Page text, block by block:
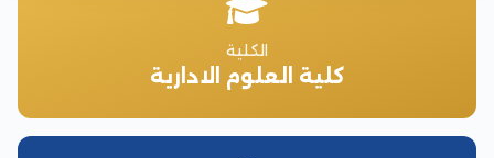
الكلية
كلية العلوم الادارية